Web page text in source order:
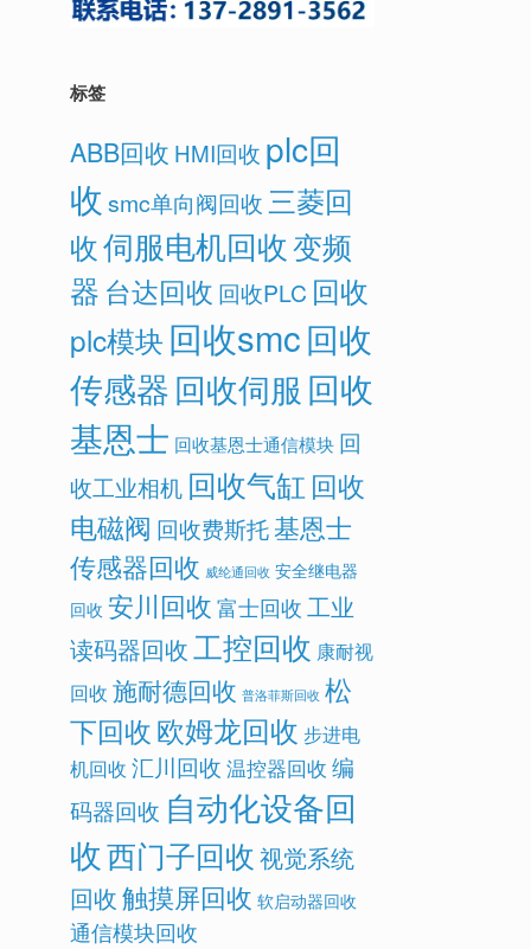
标签
ABB回收 HMI回收 plc回
收 smc单向阀回收三菱回
收伺服电机回收变频
器 台达回收 回收PLC 回收
plc模块 回收smc回收
传感器回收伺服 回收
基恩士 回收基恩士通信模块 回
收工业相机 回收气缸 回收
电磁阀 回收费斯托基恩士
传感器回收 威纶通回收 安全继电器
回收 安川回收 富士回收 工业
读码器回收工控回收 康耐视
回收 施耐德回收 普洛菲斯回收 松
下回收欧姆龙回收 步进电
机回收 汇川回收 温控器回收 编
码器回收 自动化设备回
收西门子回收视觉系统
回收触摸屏回收 软启动器回收
通信模块回收